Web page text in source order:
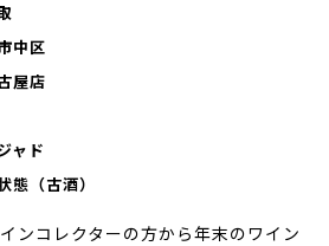
中区
屋店
ャド
態（古酒）
ンコレクターの方から年末のワイン